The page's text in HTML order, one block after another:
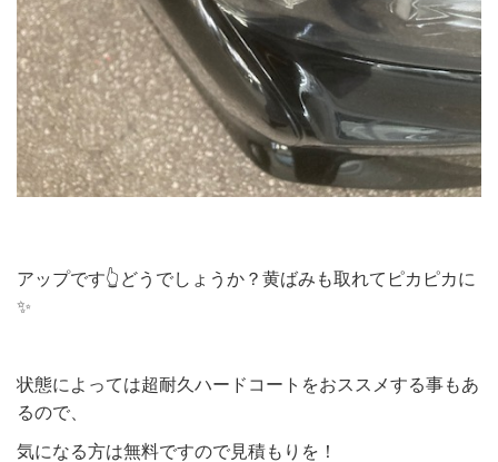
アップです👆どうでしょうか？黄ばみも取れてピカピカに
✨
状態によっては超耐久ハードコートをおススメする事もあ
るので、
気になる方は無料ですので見積もりを！